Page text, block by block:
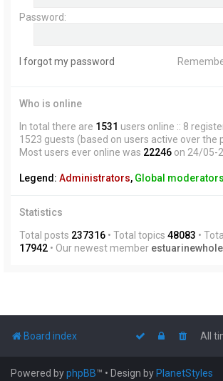
Password:
I forgot my password
Who is online
In total there are 1531 users online :: 8
1523 guests (based on users active over the
Most users ever online was 22246 on 24/05-
Legend: Administrators, Global moderators
Statistics
Total posts 237316 • Total topics 48083 •
17942 • Our newest member estuarinewhole
Board index All
Powered byphpBB™ • Design by PlanetStyles